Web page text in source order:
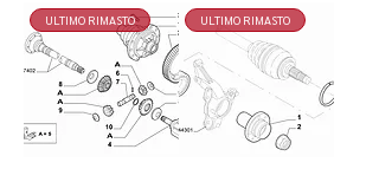
ULTIMO RIMASTO ULTIMO RIMASTO